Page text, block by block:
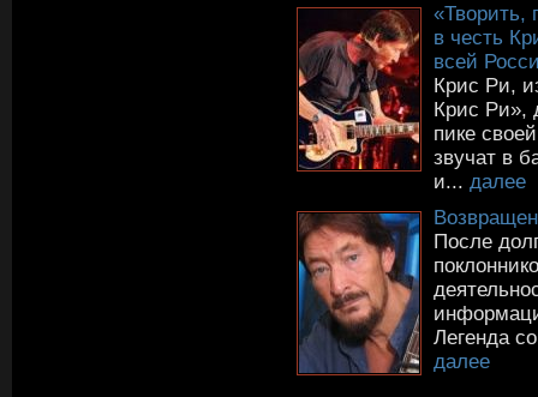
«Творить,
в честь
всей
Крис Ри,
Крис Ри»,
пике
звучат в
и... далее
После
Легенда
далее